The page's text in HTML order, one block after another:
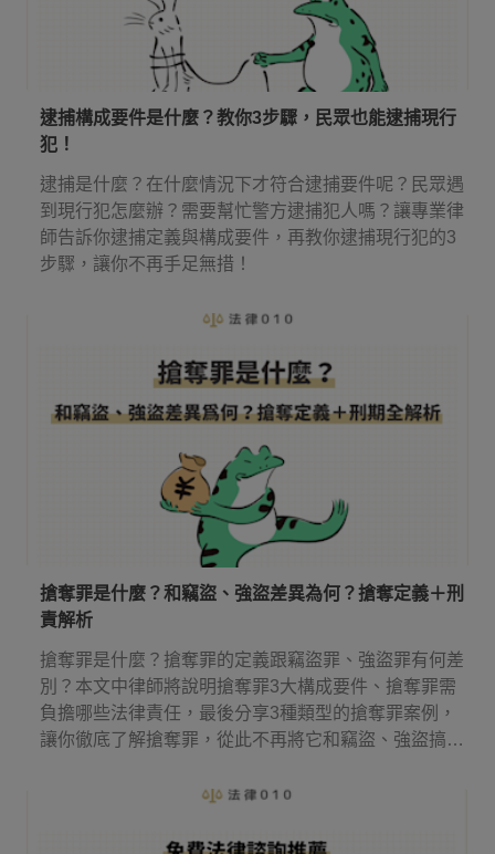
逮捕構成要件是什麼？教你3步驟，民眾也能逮捕現行
犯！
逮捕是什麼？在什麼情況下才符合逮捕要件呢？民眾遇
到現行犯怎麼辦？需要幫忙警方逮捕犯人嗎？讓專業律
師告訴你逮捕定義與構成要件，再教你逮捕現行犯的3
步驟，讓你不再手足無措！
搶奪罪是什麼？和竊盜、強盜差異為何？搶奪定義＋刑
責解析
搶奪罪是什麼？搶奪罪的定義跟竊盜罪、強盜罪有何差
別？本文中律師將說明搶奪罪3大構成要件、搶奪罪需
負擔哪些法律責任，最後分享3種類型的搶奪罪案例，
讓你徹底了解搶奪罪，從此不再將它和竊盜、強盜搞